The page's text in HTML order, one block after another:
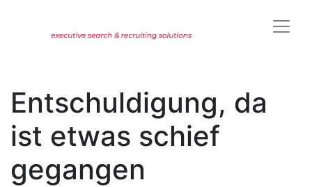
Entschuldigung, da
ist etwas schief
gegangen